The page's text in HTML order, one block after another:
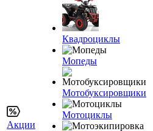
Акции
Квадроциклы
Мопеды
Мотобуксировщики
Мотоциклы